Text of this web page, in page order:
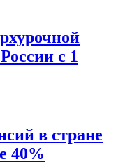
с 1
в стране
40%